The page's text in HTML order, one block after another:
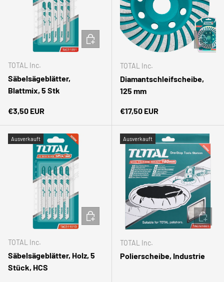
TOTAL Inc.
Säbelsägeblätter,
Blattmix, 5 Stk
Normaler Preis
€3,50 EUR
IN DEN WARENKORB
TOTAL Inc.
Diamantschleifscheibe,
125 mm
Normaler Preis
€17,50 EUR
IN DEN
Ausverkauft
TOTAL Inc.
Säbelsägeblätter, Holz, 5
Stück, HCS
IN DEN WARENKORB
Ausverkauft
TOTAL Inc.
Polierscheibe, Industrie
IN DEN